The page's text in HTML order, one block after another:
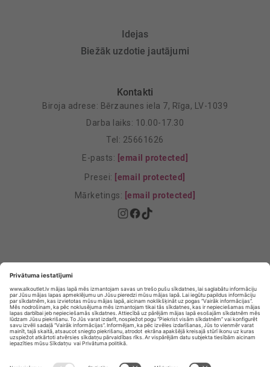
Idejas
Biežāk uzdotie jautājumi
Kontakti
Biroja adrese: Bērzaunes iela 7, Rīga, LV-1039
Darba laiks: 10.00-17.30
Tel: 25661626
E-pasts: [email protected]
Presei: [email protected]
Mārketings: [email protected]
Privātuma Iestatījumi
E-veikala lietošanas noteikumi